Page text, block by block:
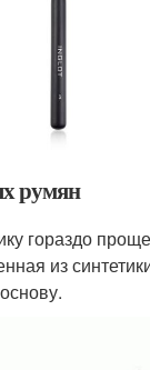
румян
гораздо
из